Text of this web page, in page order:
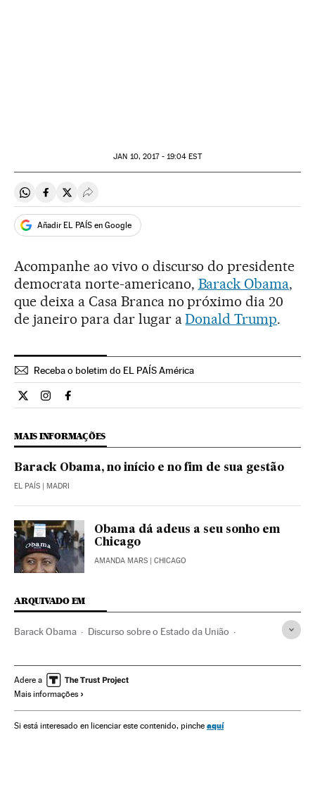
JAN 10, 2017 - 19:04 EST
Compartir en Whatsapp
Compartir en Facebook
Compartir en Twitter
Desplegar Redes Sociales
Añadir EL PAÍS en Google
Acompanhe ao vivo o discurso do presidente
democrata norte-americano, Barack Obama,
que deixa a Casa Branca no próximo dia 20
de janeiro para dar lugar aDonald Trump.
Receba o boletim do EL PAÍS América
Internacional El País Brasil en Twitter
Internacional El País Brasil en Instagram
Internacional El País Brasil en Facebook
MAIS INFORMAÇÕES
Barack Obama, no início e no fim de sua gestão
EL PAÍS | MADRI
Obama dá adeus a seu sonho em
Chicago
AMANDA MARS | CHICAGO
ARQUIVADO EM
Barack Obama Discurso sobre o Estado da União
América do Norte América
Parlamento
Adere a
Mais informações
Si está interesado en licenciar este contenido, pinche aquí